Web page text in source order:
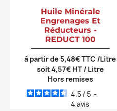
Huile Minérale
Engrenages Et
Réducteurs -
REDUCT 100
à partir de 5,48€ TTC /Litre
soit 4,57€ HT / Litre
Hors remises
4.5 / 5 -
4 avis